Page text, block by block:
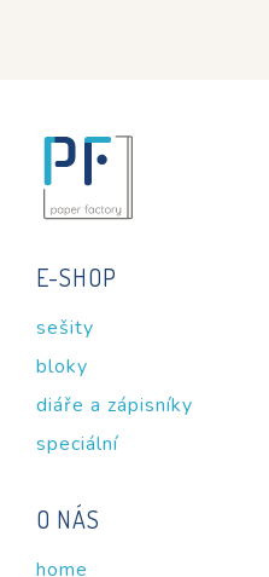
E-SHOP
sešity
bloky
diáře a zápisníky
speciální
O NÁS
home